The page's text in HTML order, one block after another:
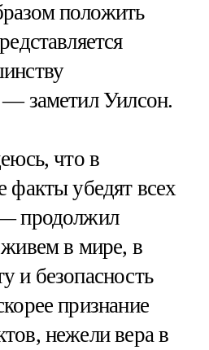
положить
заметил Уилсон.
что в
факты убедят всех
продолжил
в мире, в
и безопасность
признание
нежели вера в